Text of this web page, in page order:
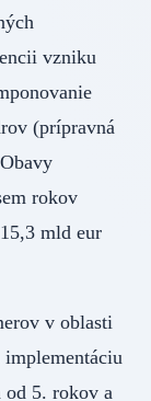
vzniku
(prípravná
rokov
mld eur
v oblasti
implementáciu
od 5. rokov a